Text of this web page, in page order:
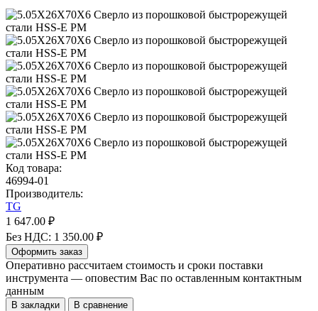
Код товара:
46994-01
Производитель:
TG
1 647.00 ₽
Без НДС: 1 350.00 ₽
Оформить заказ
Оперативно рассчитаем стоимость и сроки поставки
инструмента — оповестим Вас по оставленным контактным
данным
В закладки В сравнение